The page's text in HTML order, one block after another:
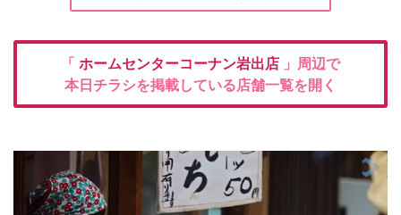
「 ホームセンターコーナン岩出店 」周辺で
本日チラシを掲載している店舗一覧を開く